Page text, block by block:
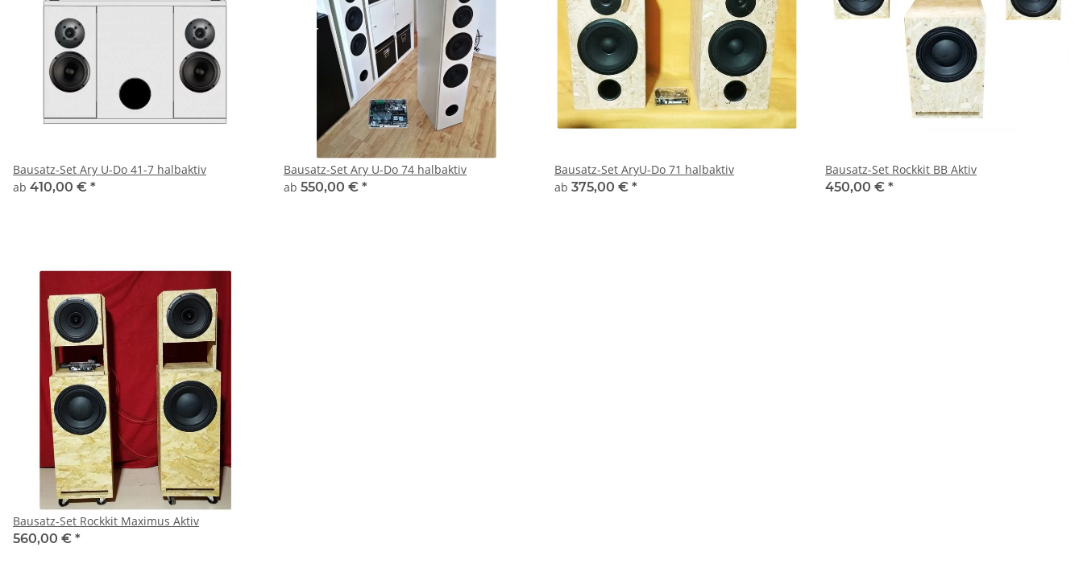
Bausatz-Set Ary U-Do 41-7 halbaktiv
ab 410,00 € *
Bausatz-Set Ary U-Do 74 halbaktiv
ab 550,00 € *
Bausatz-Set AryU-Do 71 halbaktiv
ab 375,00 € *
Bausatz-Set Rockkit BB Aktiv
450,00 € *
Bausatz-Set Rockkit Maximus Aktiv
560,00 € *